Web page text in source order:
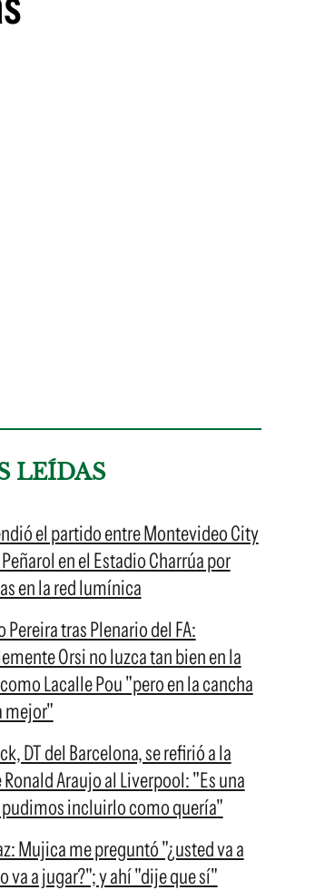
LEÍDAS
el partido entre Montevideo City
en el Estadio Charrúa por
en la red lumínica
Pereira tras Plenario del FA:
Orsi no luzca tan bien en la
Lacalle Pou "pero en la cancha
mejor"
DT del Barcelona, se refirió a la
Araujo al Liverpool: "Es una
pudimos incluirlo como quería"
Mujica me preguntó "¿usted va a
va a jugar?"; y ahí "dije que sí"